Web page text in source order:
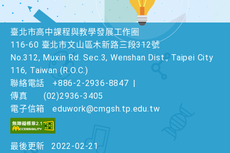
臺北市高中課程與教學發展工作圈
116-60 臺北市文山區木新路三段312號
No.312, Muxin Rd. Sec.3, Wenshan Dist., Taipei City
116, Taiwan (R.O.C.)
聯絡電話
+886-2-2936-8847 |
傳真
(02)2936-3405
電子信箱
eduwork@cmgsh.tp.edu.tw
最後更新
2022-02-21